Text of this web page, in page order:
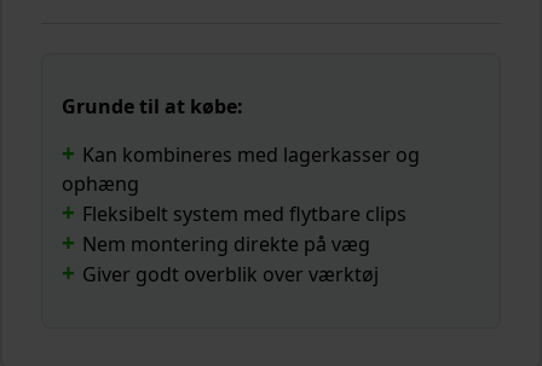
Grunde til at købe:
Kan kombineres med lagerkasser og
ophæng
Fleksibelt system med flytbare clips
Nem montering direkte på væg
Giver godt overblik over værktøj